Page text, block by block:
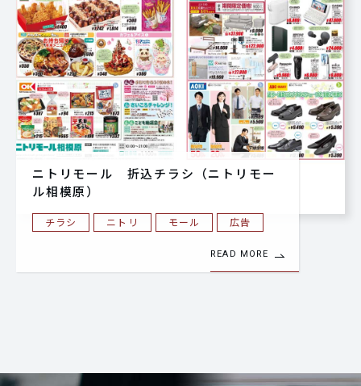
ニトリモール 折込チラシ（ニトリモー
ル相模原）
チラシ ニトリ モール 広告
READ MORE